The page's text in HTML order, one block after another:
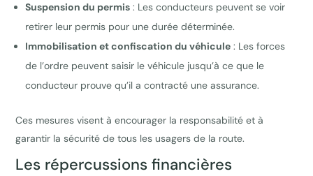
Suspension du permis : Les conducteurs peuvent se voir
retirer leur permis pour une durée déterminée.
Immobilisation et confiscation du véhicule : Les forces
de l’ordre peuvent saisir le véhicule jusqu’à ce que le
conducteur prouve qu’il a contracté une assurance.
Ces mesures visent à encourager la responsabilité et à
garantir la sécurité de tous les usagers de la route.
Les répercussions financières